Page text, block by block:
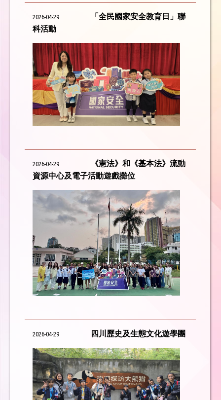
2026-04-29
「全民國家安全教育日」聯
科活動
2026-04-29
《憲法》和《基本法》流動
資源中心及電子活動遊戲攤位
2026-04-29 四川歷史及生態文化遊學團